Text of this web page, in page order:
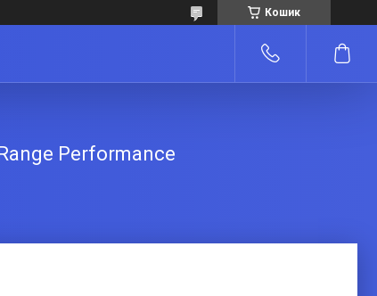
Кошик
Performance